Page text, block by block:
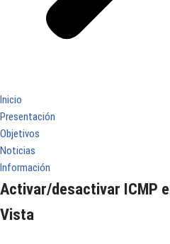
Inicio
Presentación
Objetivos
Noticias
Información
Activar/desactivar ICMP
Vista